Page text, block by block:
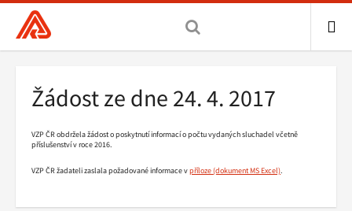
Všeobecná
zdravotní
hlavní
Drobečková
navigace
Žádost ze dne 24. 4. 2017
VZP ČR obdržela žádost o poskytnutí informací o počtu vydaných sluchadel včetně
příslušenství v roce 2016.
VZP ČR žadateli zaslala požadované informace vpříloze .